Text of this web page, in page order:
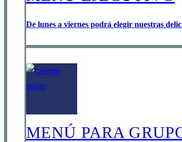
De lunes a viernes podrá elegir nuestras
MENÚ PARA